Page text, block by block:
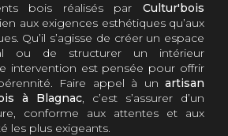
bois réalisés par Cultur'bois
aux exigences esthétiques qu’aux
Qu’il s’agisse de créer un espace
ou de structurer un intérieur
intervention est pensée pour offrir
Faire appel à un artisan
à Blagnac, c’est s’assurer d’un
conforme aux attentes et aux
les plus exigeants.